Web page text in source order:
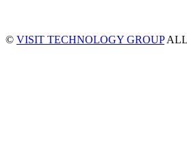
© VISIT TECHNOLOGY GROUPALL